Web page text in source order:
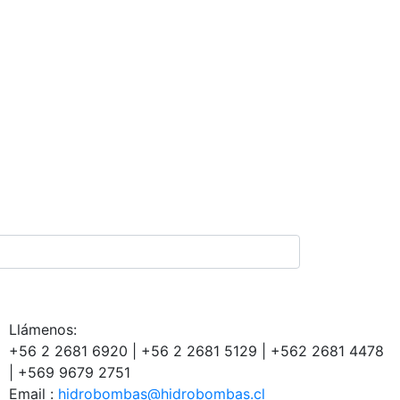
Llámenos:
+56 2 2681 6920 | +56 2 2681 5129 | +562 2681 4478
| +569 9679 2751
Email : hidrobombas@hidrobombas.cl